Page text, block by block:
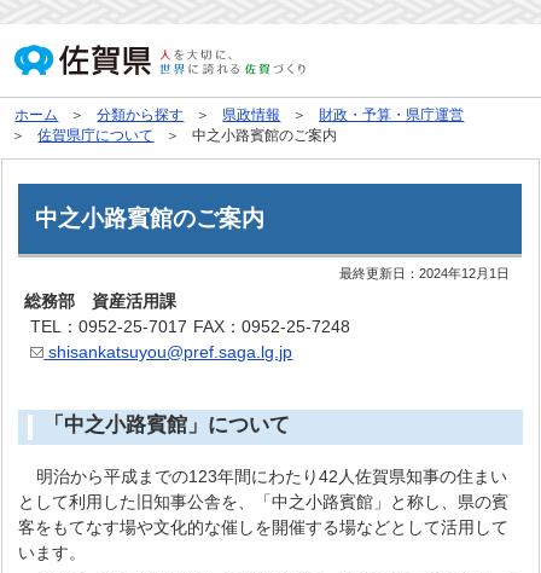
ホーム 分類から探す 県政情報
財政・予算・県庁運営
佐賀県庁について
中之小路賓館のご案内
中之小路賓館のご案内
最終更新日：2024年12月1日
総務部 資産活用課
TEL：0952-25-7017 FAX：0952-25-7248
shisankatsuyou@pref.saga.lg.jp
「中之小路賓館」について
明治から平成までの123年間にわたり42人佐賀県知事の住まい
として利用した旧知事公舎を、「中之小路賓館」と称し、県の賓
客をもてなす場や文化的な催しを開催する場などとして活用して
います。